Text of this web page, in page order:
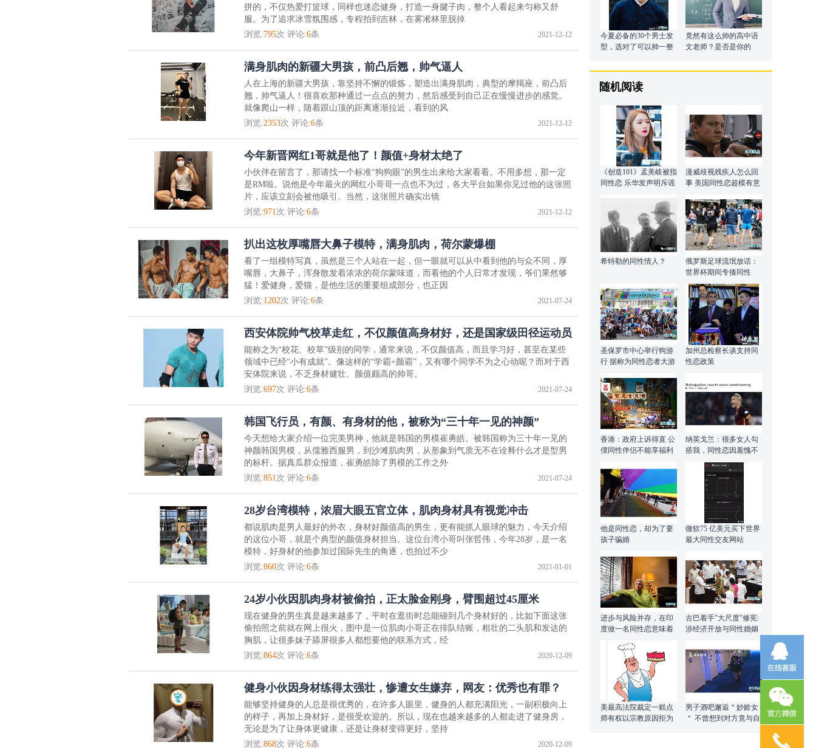
拼的，不仅热爱打篮球，同样也迷恋健身，打造一身腱子肉，整个人看起来匀称又舒
服。为了追求冰雪氛围感，专程拍到吉林，在雾凇林里脱掉
浏览:795次 评论:6条 2021-12-12
满身肌肉的新疆大男孩，前凸后翘，帅气逼人
人在上海的新疆大男孩，靠坚持不懈的锻炼，塑造出满身肌肉，典型的摩羯座，前凸后
翘，帅气逼人！很喜欢那种通过一点点的努力，然后感受到自己正在慢慢进步的感觉。
就像爬山一样，随着跟山顶的距离逐渐拉近，看到的风
浏览:2353次 评论:6条 2021-12-12
今年新晋网红1哥就是他了！颜值+身材太绝了
小伙伴在留言了，那请找一个标准“狗狗眼”的男生出来给大家看看。不用多想，那一定
是RM啦。说他是今年最火的网红小哥哥一点也不为过，各大平台如果你见过他的这张照
片，应该立刻会被他吸引。当然，这张照片确实出镜
浏览:971 次 评论:6条 2021-12-12
扒出这枚厚嘴唇大鼻子模特，满身肌肉，荷尔蒙爆棚
看了一组模特写真，虽然是三个人站在一起，但一眼就可以从中看到他的与众不同，厚
嘴唇，大鼻子，浑身散发着浓浓的荷尔蒙味道，而看他的个人日常才发现，爷们果然够
猛！爱健身，爱猫，是他生活的重要组成部分，也正因
浏览:1202次 评论:6条 2021-07-24
西安体院帅气校草走红，不仅颜值高身材好，还是国家级田径运动员
能称之为“校花、校草”级别的同学，通常来说，不仅颜值高，而且学习好，甚至在某些
领域中已经“小有成就”。像这样的“学霸+颜霸”，又有哪个同学不为之心动呢？而对于西
安体院来说，不乏身材健壮、颜值颇高的帅哥。
浏览:697次 评论:6条 2021-07-24
韩国飞行员，有颜、有身材的他，被称为“三十年一见的神颜”
今天想给大家介绍一位完美男神，他就是韩国的男模崔勇皓。被韩国称为三十年一见的
神颜韩国男模，从儒雅西服男，到沙滩肌肉男，从形象到气质无不在诠释什么才是型男
的标杆。据真瓜群众报道，崔勇皓除了男模的工作之外
浏览:851 次 评论:6条 2021-07-24
28岁台湾模特，浓眉大眼五官立体，肌肉身材具有视觉冲击
都说肌肉是男人最好的外衣，身材好颜值高的男生，更有能抓人眼球的魅力，今天介绍
的这位小哥，就是个典型的颜值身材担当。这位台湾小哥叫张哲伟，今年28岁，是一名
模特，好身材的他参加过国际先生的角逐，也拍过不少
浏览:860次 评论:6条 2021-01-01
24岁小伙因肌肉身材被偷拍，正太脸金刚身，臂围超过45厘米
现在健身的男生真是越来越多了，平时在逛街时总能碰到几个身材好的，比如下面这张
偷拍照之前就在网上很火，图中是一位肌肉小哥正在排队结账，粗壮的二头肌和发达的
胸肌，让很多妹子舔屏很多人都想要他的联系方式，经
浏览:864次 评论:6条 2020-12-09
健身小伙因身材练得太强壮，惨遭女生嫌弃，网友：优秀也有罪？
能够坚持健身的人总是很优秀的，在许多人眼里，健身的人都充满阳光，一副积极向上
的样子，再加上身材好，是很受欢迎的。所以，现在也越来越多的人都走进了健身房，
无论是为了让身体更健康，还是让身材变得更好，坚持
浏览:868次 评论:6条 2020-12-09
今夏必备的30个男士发
型，选对了可以帅一整
竟然有这么帅的高中语
文老师？是否是你的
随机阅读
《创造101》孟美岐被指
同性恋 乐华发声明斥谣
漫威歧视残疾人怎么回
事 美国同性恋超模有意
希特勒的同性情人？
俄罗斯足球流氓放话：
世界杯期间专揍同性
恋、变性者和英格兰球
迷
圣保罗市中心举行狗游
行 据称为同性恋者大游
加州总检察长谈支持同
性恋政策
香港：政府上诉得直 公
僕同性伴侣不能享福利
纳英戈兰：很多女人勾
搭我，同性恋因羞愧不
敢出柜
他是同性恋，却为了要
孩子骗婚
微软75 亿美元买下世界
最大同性交友网站
进步与风险并存，在印
度做一名同性恋意味着
古巴着手"大尺度"修宪:
涉经济开放与同性婚姻
美最高法院裁定一糕点
师有权以宗教原因拒为
男子酒吧邂逅＂妙龄女
＂ 不曾想到对方竟与自